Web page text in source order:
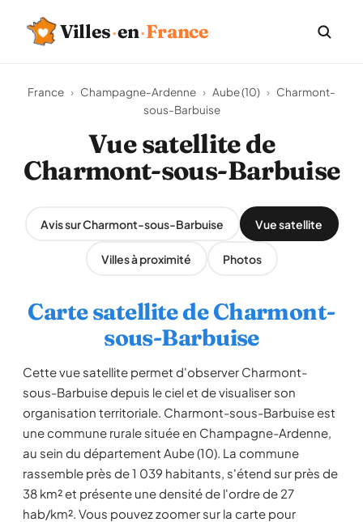
Villes·en·France
France › Champagne-Ardenne › Aube (10) › Charmont-
sous-Barbuise
Vue satellite de
Charmont-sous-Barbuise
Avis sur Charmont-sous-Barbuise Vue satellite
Villes à proximité Photos
Carte satellite de Charmont-
sous-Barbuise
Cette vue satellite permet d'observer Charmont-
sous-Barbuise depuis le ciel et de visualiser son
organisation territoriale. Charmont-sous-Barbuise est
une commune rurale située en Champagne-Ardenne,
au sein du département Aube (10). La commune
rassemble près de 1 039 habitants, s'étend sur près de
38 km² et présente une densité de l'ordre de 27
hab/km². Vous pouvez zoomer sur la carte pour